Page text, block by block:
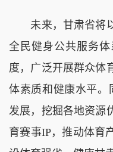
未来，甘肃省将以
全民健身公共服务
度，广泛开展群众体
体素质和健康水平。
发展，挖掘各地资源
育赛事IP，推动体育